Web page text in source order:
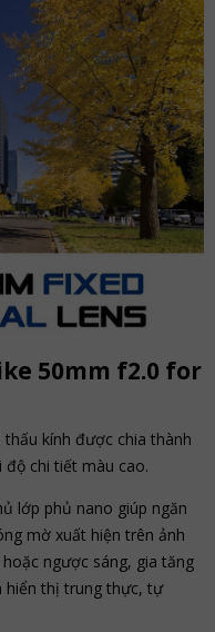
50mm f2.0 for
kính được chia thành
độ chi tiết màu cao.
lớp phủ nano giúp ngăn
mờ xuất hiện trên ảnh
ngược sáng, gia tăng
hiển thị trung thực, tự